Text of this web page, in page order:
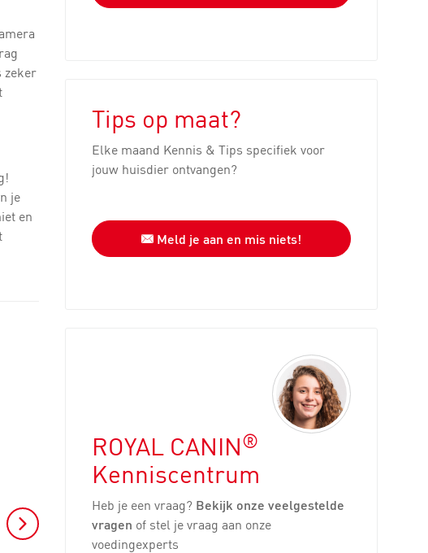
zeker
je
en
Tips op maat?
Elke maand Kennis & Tips specifiek voor
jouw huisdier ontvangen?
Meld je aan en mis niets!
ROYAL CANIN®
Kenniscentrum
Heb je een vraag? Bekijk onze veelgestelde
vragen of stel je vraag aan onze
voedingexperts